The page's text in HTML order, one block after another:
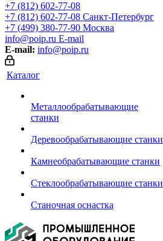
+7 (812) 602-77-08
+7 (812) 602-77-08 Санкт-Петербург
+7 (499) 380-77-90 Москва
info@poip.ru E-mail
E-mail: info@poip.ru
Каталог
Металлообрабатывающие
станки
Деревообрабатывающие станки
Камнеобрабатывающие станки
Стеклообрабатывающие станки
Станочная оснастка